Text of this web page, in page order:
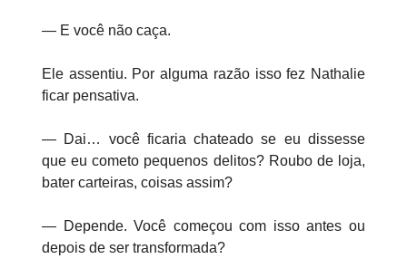
— E você não caça.
Ele assentiu. Por alguma razão isso fez Nathalie
ficar pensativa.
— Dai… você ficaria chateado se eu dissesse
que eu cometo pequenos delitos? Roubo de loja,
bater carteiras, coisas assim?
— Depende. Você começou com isso antes ou
depois de ser transformada?